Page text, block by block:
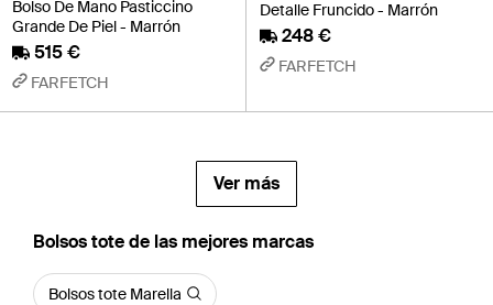
Bolso De Mano Pasticcino
Grande De Piel - Marrón
515 €
FARFETCH
Detalle Fruncido - Marrón
248 €
FARFETCH
Ver más
Bolsos tote de las mejores marcas
Bolsos tote Marella